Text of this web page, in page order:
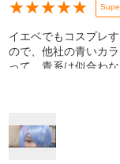
★★★★★
イエベでもコスプレ
ので、他社の青いカ
って、青系は似合わ
スプレをしたいなぁ
きなので、エティア
す。値段は張ります
ちゃいいので、生で